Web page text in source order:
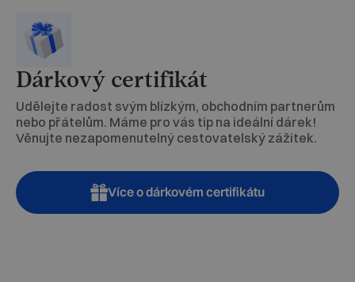
Dárkový certifikát
Udělejte radost svým blízkým, obchodním partnerům
nebo přátelům. Máme pro vás tip na ideální dárek!
Věnujte nezapomenutelný cestovatelský zážitek.
Více o dárkovém certifikátu